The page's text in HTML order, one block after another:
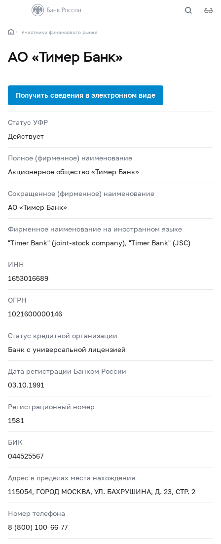
Участники финансового рынка
АО «Тимер Банк»
Статус УФР
Действует
Полное (фирменное) наименование
Акционерное общество «Тимер Банк»
Сокращенное (фирменное) наименование
АО «Тимер Банк»
Фирменное наименование на иностранном языке
"Timer Bank" (joint-stock company), "Timer Bank" (JSC)
ИНН
1653016689
ОГРН
1021600000146
Статус кредитной организации
Банк с универсальной лицензией
Дата регистрации Банком России
03.10.1991
Регистрационный номер
1581
БИК
044525567
Адрес в пределах места нахождения
115054, ГОРОД МОСКВА, УЛ. БАХРУШИНА, Д. 23, СТР. 2
Номер телефона
8 (800) 100-66-77